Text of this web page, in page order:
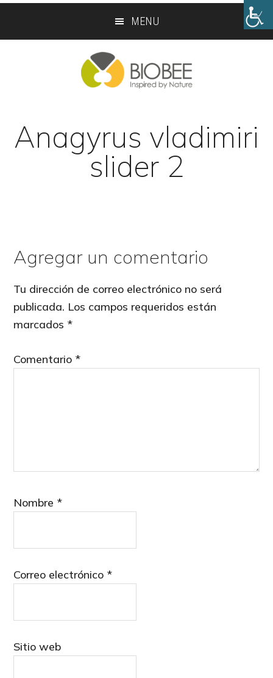
MENU
Anagyrus vladimiri
slider 2
Reader
Interactions
Agregar un comentario
Tu dirección de correo electrónico no será
publicada. Los campos requeridos están
marcados *
Comentario *
Nombre *
Correo electrónico *
Sitio web